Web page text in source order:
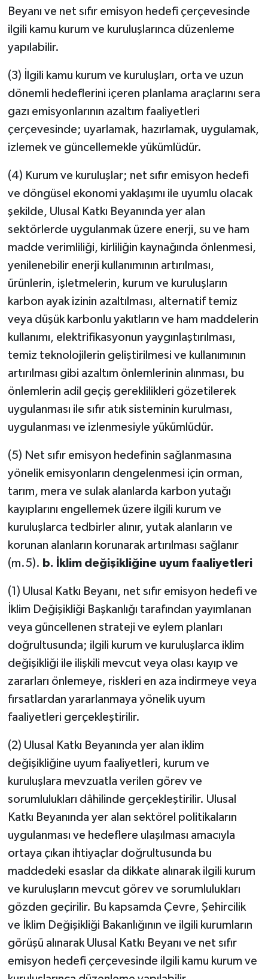
Beyanı ve net sıfır emisyon hedefi çerçevesinde
ilgili kamu kurum ve kuruluşlarınca düzenleme
yapılabilir.
(3) İlgili kamu kurum ve kuruluşları, orta ve uzun
dönemli hedeflerini içeren planlama araçlarını sera
gazı emisyonlarının azaltım faaliyetleri
çerçevesinde; uyarlamak, hazırlamak, uygulamak,
izlemek ve güncellemekle yükümlüdür.
(4) Kurum ve kuruluşlar; net sıfır emisyon hedefi
ve döngüsel ekonomi yaklaşımı ile uyumlu olacak
şekilde, Ulusal Katkı Beyanında yer alan
sektörlerde uygulanmak üzere enerji, su ve ham
madde verimliliği, kirliliğin kaynağında önlenmesi,
yenilenebilir enerji kullanımının artırılması,
ürünlerin, işletmelerin, kurum ve kuruluşların
karbon ayak izinin azaltılması, alternatif temiz
veya düşük karbonlu yakıtların ve ham maddelerin
kullanımı, elektrifikasyonun yaygınlaştırılması,
temiz teknolojilerin geliştirilmesi ve kullanımının
artırılması gibi azaltım önlemlerinin alınması, bu
önlemlerin adil geçiş gereklilikleri gözetilerek
uygulanması ile sıfır atık sisteminin kurulması,
uygulanması ve izlenmesiyle yükümlüdür.
(5) Net sıfır emisyon hedefinin sağlanmasına
yönelik emisyonların dengelenmesi için orman,
tarım, mera ve sulak alanlarda karbon yutağı
kayıplarını engellemek üzere ilgili kurum ve
kuruluşlarca tedbirler alınır, yutak alanların ve
korunan alanların korunarak artırılması sağlanır
(m.5). b. İklim değişikliğine uyum faaliyetleri
(1) Ulusal Katkı Beyanı, net sıfır emisyon hedefi ve
İklim Değişikliği Başkanlığı tarafından yayımlanan
veya güncellenen strateji ve eylem planları
doğrultusunda; ilgili kurum ve kuruluşlarca iklim
değişikliği ile ilişkili mevcut veya olası kayıp ve
zararları önlemeye, riskleri en aza indirmeye veya
fırsatlardan yararlanmaya yönelik uyum
faaliyetleri gerçekleştirilir.
(2) Ulusal Katkı Beyanında yer alan iklim
değişikliğine uyum faaliyetleri, kurum ve
kuruluşlara mevzuatla verilen görev ve
sorumlulukları dâhilinde gerçekleştirilir. Ulusal
Katkı Beyanında yer alan sektörel politikaların
uygulanması ve hedeflere ulaşılması amacıyla
ortaya çıkan ihtiyaçlar doğrultusunda bu
maddedeki esaslar da dikkate alınarak ilgili kurum
ve kuruluşların mevcut görev ve sorumlulukları
gözden geçirilir. Bu kapsamda Çevre, Şehircilik
ve İklim Değişikliği Bakanlığının ve ilgili kurumların
görüşü alınarak Ulusal Katkı Beyanı ve net sıfır
emisyon hedefi çerçevesinde ilgili kamu kurum ve